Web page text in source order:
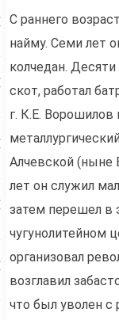
С раннего
найму. Семи лет
колчедан.
скот, работал
г. К.Е. Ворошилов
Алчевской (ныне
лет он служил
затем перешел в
чугунолитейном
организовал
возглавил
что был уволен с